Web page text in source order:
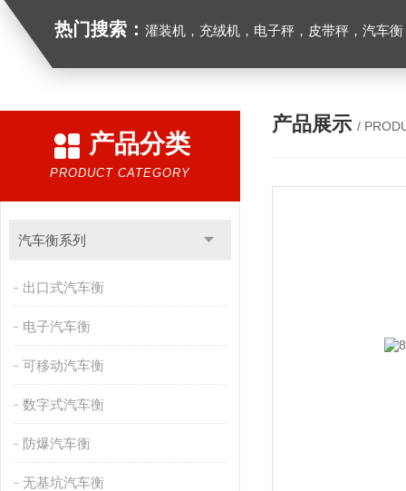
热门搜索： 灌装机，充绒机，电子秤，皮带秤，汽车
产品分类
PRODUCT CATEGORY
汽车衡系列
出口式汽车衡
电子汽车衡
可移动汽车衡
数字式汽车衡
防爆汽车衡
无基坑汽车衡
产品展示 /